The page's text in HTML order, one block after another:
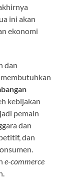
ini akan
ekonomi
dan
kebijakan
pemain
dan
dan
e-commerce